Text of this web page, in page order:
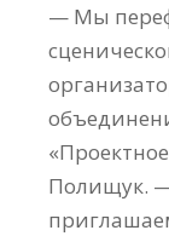
— Мы
Полищук.